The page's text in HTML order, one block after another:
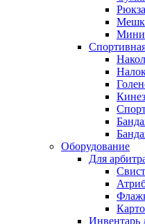
Оборудование
Для
Инвентарь